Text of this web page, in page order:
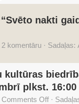
nakti
2 komentāru · Sadaļas:
kultūras
plkst. 16:00
Comments Off ·